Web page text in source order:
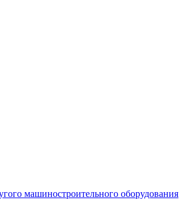
машиностроительного оборудования